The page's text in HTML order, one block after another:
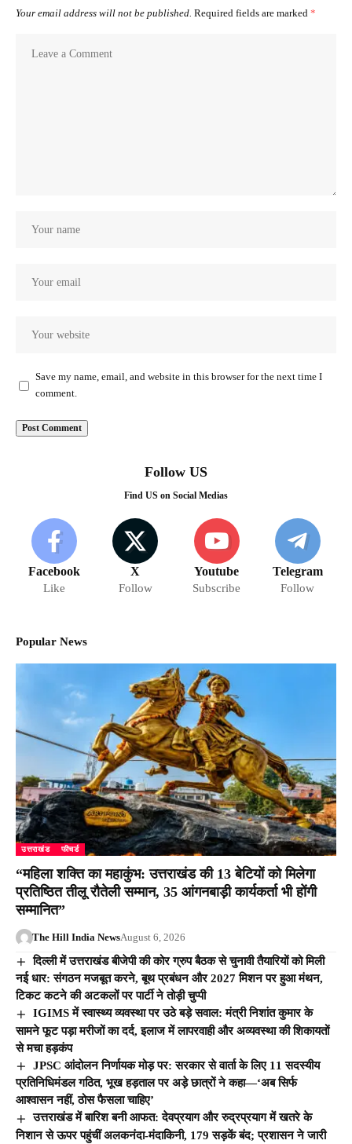
Your email address will not be published. Required fields are marked *
Save my name, email, and website in this browser for the next time I
comment.
Follow US
Find US on Social Medias
Facebook
Like
X
Follow
Youtube
Subscribe
Telegram
Follow
Popular News
उत्तराखंड फीचर्ड
“महिला शक्ति का महाकुंभ: उत्तराखंड की 13 बेटियों को मिलेगा
प्रतिष्ठित तीलू रौतेली सम्मान, 35 आंगनबाड़ी कार्यकर्ता भी होंगी
सम्मानित”
The Hill India NewsAugust 6, 2026
दिल्ली में उत्तराखंड बीजेपी की कोर ग्रुप बैठक से चुनावी तैयारियों को मिली
नई धार: संगठन मजबूत करने, बूथ प्रबंधन और 2027 मिशन पर हुआ मंथन,
टिकट कटने की अटकलों पर पार्टी ने तोड़ी चुप्पी
IGIMS में स्वास्थ्य व्यवस्था पर उठे बड़े सवाल: मंत्री निशांत कुमार के
सामने फूट पड़ा मरीजों का दर्द, इलाज में लापरवाही और अव्यवस्था की शिकायतों
से मचा हड़कंप
JPSC आंदोलन निर्णायक मोड़ पर: सरकार से वार्ता के लिए 11 सदस्यीय
प्रतिनिधिमंडल गठित, भूख हड़ताल पर अड़े छात्रों ने कहा—‘अब सिर्फ
आश्वासन नहीं, ठोस फैसला चाहिए’
उत्तराखंड में बारिश बनी आफत: देवप्रयाग और रुद्रप्रयाग में खतरे के
निशान से ऊपर पहुंचीं अलकनंदा-मंदाकिनी, 179 सड़कें बंद; प्रशासन ने जारी